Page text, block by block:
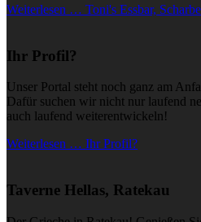
Weiterlesen … Toni's Essbar,
Ihr Profil?
Unser Portal steht noch ganz am
Dafür suchen wir nicht nur laufend
auch laufend weiterentwickeln!
Weiterlesen … Ihr Profil?
Taverne Hellas, Ratekau